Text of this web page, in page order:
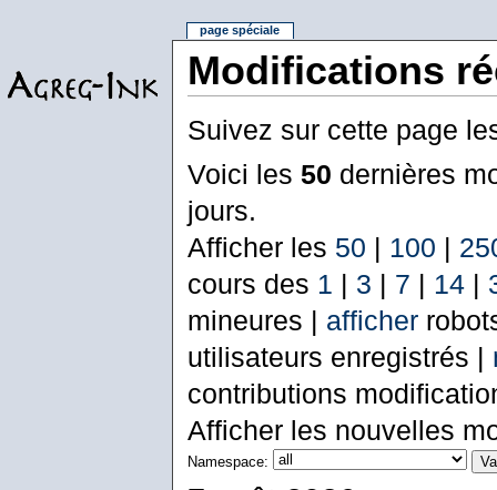
Modifications
Suivez sur cette page
Voici les 50 dernières
jours.
Afficher les 50 | 100 |
cours des 1 | 3 | 7 | 14|
mineures | afficher
utilisateurs enregistrés |
contributions
Afficher les nouvelles
Namespace:
page spéciale